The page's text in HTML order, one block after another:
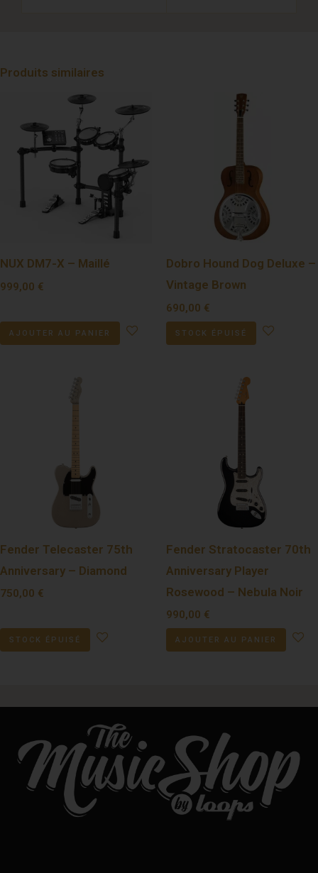
Produits similaires
NUX DM7-X – Maillé
999,00 €
AJOUTER AU PANIER
Dobro Hound Dog Deluxe –
Vintage Brown
690,00 €
STOCK ÉPUISÉ
Fender Telecaster 75th
Anniversary – Diamond
750,00 €
STOCK ÉPUISÉ
Fender Stratocaster 70th
Anniversary Player
Rosewood – Nebula Noir
990,00 €
AJOUTER AU PANIER